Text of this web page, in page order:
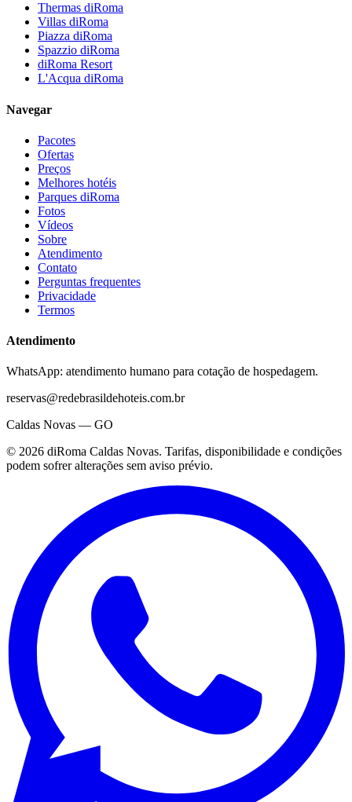
Thermas diRoma
Villas diRoma
Piazza diRoma
Spazzio diRoma
diRoma Resort
L'Acqua diRoma
Navegar
Pacotes
Ofertas
Preços
Melhores hotéis
Parques diRoma
Fotos
Vídeos
Sobre
Atendimento
Contato
Perguntas frequentes
Privacidade
Termos
Atendimento
WhatsApp: atendimento humano para cotação de hospedagem.
reservas@redebrasildehoteis.com.br
Caldas Novas — GO
© 2026 diRoma Caldas Novas. Tarifas, disponibilidade e condições
podem sofrer alterações sem aviso prévio.